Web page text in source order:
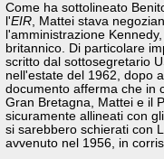
Come ha sottolineato
l'EIR, Mattei stava
l'amministrazione
britannico. Di particolare
scritto dal sottosegretario
nell'estate del 1962, dopo
documento afferma che in
Gran Bretagna, Mattei e il
sicuramente allineati con
si sarebbero schierati con
avvenuto nel 1956, in